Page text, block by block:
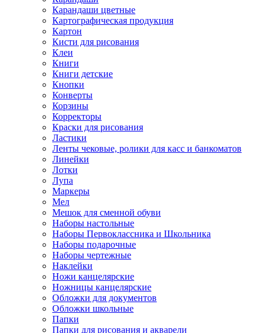
Карандаши цветные
Картографическая продукция
Картон
Кисти для рисования
Клеи
Книги
Книги детские
Кнопки
Конверты
Корзины
Корректоры
Краски для рисования
Ластики
Ленты чековые, ролики для касс и банкоматов
Линейки
Лотки
Лупа
Маркеры
Мел
Мешок для сменной обуви
Наборы настольные
Наборы Первоклассника и Школьника
Наборы подарочные
Наборы чертежные
Наклейки
Ножи канцелярские
Ножницы канцелярские
Обложки для документов
Обложки школьные
Папки
Папки для рисования и акварели